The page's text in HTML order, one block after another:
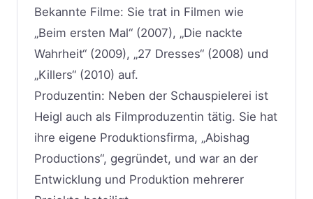
Bekannte Filme: Sie trat in Filmen wie
„Beim ersten Mal“ (2007), „Die nackte
Wahrheit“ (2009), „27 Dresses“ (2008) und
„Killers“ (2010) auf.
Produzentin: Neben der Schauspielerei ist
Heigl auch als Filmproduzentin tätig. Sie hat
ihre eigene Produktionsfirma, „Abishag
Productions“, gegründet, und war an der
Entwicklung und Produktion mehrerer